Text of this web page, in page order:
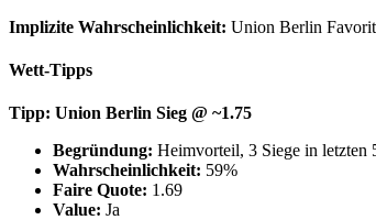
Implizite Wahrscheinlichkeit: Union Berlin
Wett-Tipps
Tipp: Union Berlin Sieg @ ~1.75
Begründung: Heimvorteil, 3 Siege in letzten
Wahrscheinlichkeit: 59%
Faire Quote: 1.69
Value: Ja